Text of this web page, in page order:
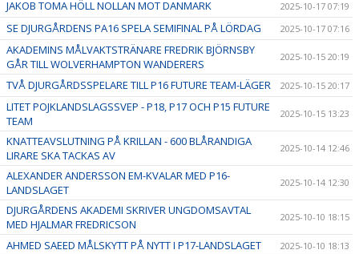
JAKOB TOMA HÖLL NOLLAN MOT DANMARK 2025-10-17 07:19
SE DJURGÅRDENS PA16 SPELA SEMIFINAL PÅ LÖRDAG 2025-10-17 07:16
AKADEMINS MÅLVAKTSTRÄNARE FREDRIK BJÖRNSBY
GÅR TILL WOLVERHAMPTON WANDERERS
2025-10-15 20:19
TVÅ DJURGÅRDSSPELARE TILL P16 FUTURE TEAM-LÄGER 2025-10-15 20:17
LITET POJKLANDSLAGSSVEP - P18, P17 OCH P15 FUTURE
TEAM
2025-10-15 13:23
KNATTEAVSLUTNING PÅ KRILLAN - 600 BLÅRANDIGA
LIRARE SKA TACKAS AV
2025-10-14 12:46
ALEXANDER ANDERSSON EM-KVALAR MED P16-
LANDSLAGET
2025-10-14 12:30
DJURGÅRDENS AKADEMI SKRIVER UNGDOMSAVTAL
MED HJALMAR FREDRICSON
2025-10-10 18:15
AHMED SAEED MÅLSKYTT PÅ NYTT I P17-LANDSLAGET 2025-10-10 18:13